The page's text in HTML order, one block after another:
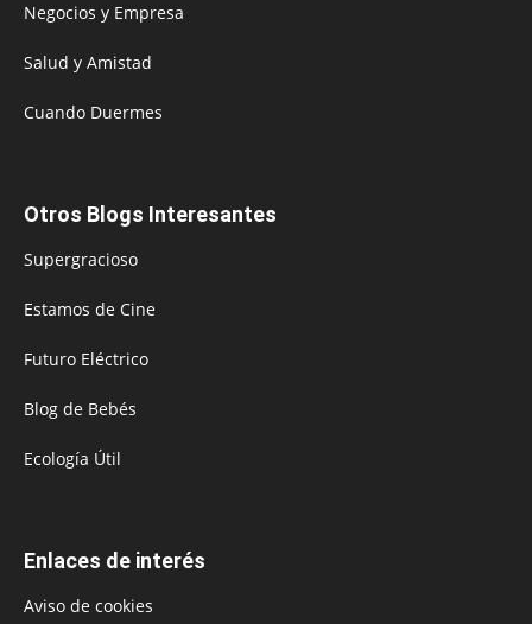
Negocios y Empresa
Salud y Amistad
Cuando Duermes
Otros Blogs Interesantes
Supergracioso
Estamos de Cine
Futuro Eléctrico
Blog de Bebés
Ecología Útil
Enlaces de interés
Aviso de cookies